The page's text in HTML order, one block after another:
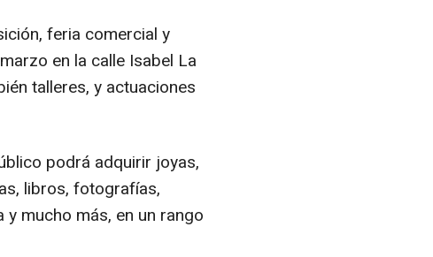
feria comercial y
en la calle Isabel La
talleres, y actuaciones
podrá adquirir joyas,
libros, fotografías,
mucho más, en un rango